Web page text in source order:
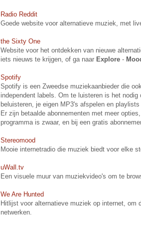
Radio Reddit
Goede website voor alternatieve muziek, met
the Sixty One
Website voor het ontdekken van nieuwe
iets nieuws te krijgen, of ga naar Explore -
Spotify
Spotify is een Zweedse muziekaanbieder die
independent labels. Om te luisteren is het
beluisteren, je eigen MP3's afspelen en
Er zijn betaalde abonnementen met meer
programma is zwaar, en bij een gratis
Stereomood
Mooie internetradio die muziek biedt voor elke
uWall.tv
Een visuele muur van muziekvideo's om te
We Are Hunted
Hitlijst voor alternatieve muziek op internet, om
netwerken.